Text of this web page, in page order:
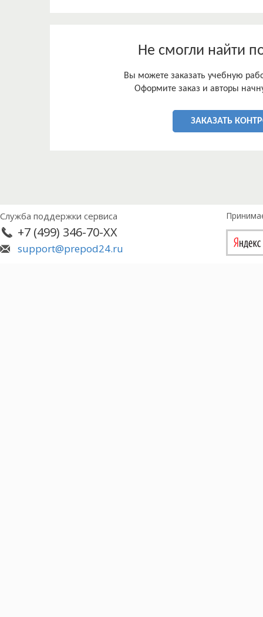
Не смогли найти
Вы можете заказать учебную
Оформите заказ и авторы
ЗАКАЗАТЬ
Служба поддержки сервиса
+7 (499) 346-70-XX
support@prepod24.ru